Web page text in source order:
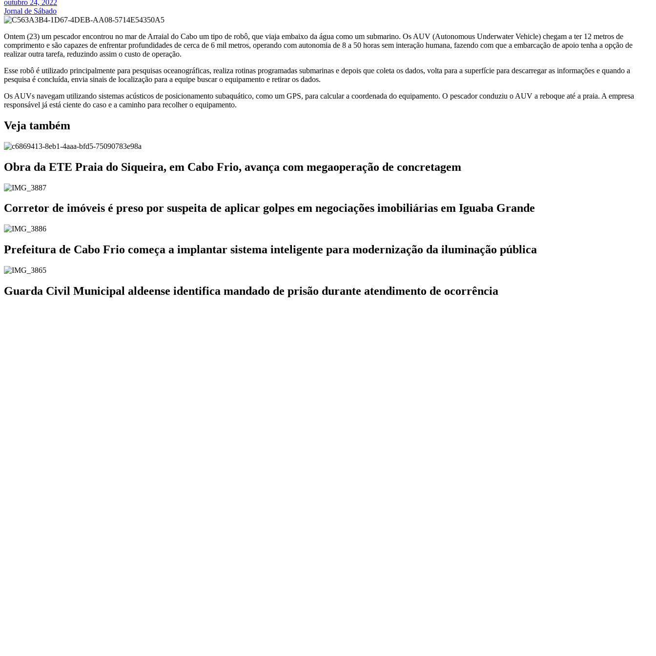
outubro 24, 2022
Jornal de Sábado
Ontem (23) um pescador encontrou no mar de Arraial do Cabo um tipo de robô, que viaja embaixo da água como um submarino. Os AUV (Autonomous Underwater Vehicle) chegam a ter 12 metros de
comprimento e são capazes de enfrentar profundidades de cerca de 6 mil metros, operando com autonomia de 8 a 50 horas sem interação humana, fazendo com que a embarcação de apoio tenha a opção de
realizar outra tarefa, reduzindo assim o custo de operação.
Esse robô é utilizado principalmente para pesquisas oceanográficas, realiza rotinas programadas submarinas e depois que coleta os dados, volta para a superfície para descarregar as informações e quando a
pesquisa é concluída, envia sinais de localização para a equipe buscar o equipamento e retirar os dados.
Os AUVs navegam utilizando sistemas acústicos de posicionamento subaquático, como um GPS, para calcular a coordenada do equipamento. O pescador conduziu o AUV a reboque até a praia. A empresa
responsável já está ciente do caso e a caminho para recolher o equipamento.
Veja também
Obra da ETE Praia do Siqueira, em Cabo Frio, avança com megaoperação de concretagem
Corretor de imóveis é preso por suspeita de aplicar golpes em negociações imobiliárias em Iguaba Grande
Prefeitura de Cabo Frio começa a implantar sistema inteligente para modernização da iluminação pública
Guarda Civil Municipal aldeense identifica mandado de prisão durante atendimento de ocorrência